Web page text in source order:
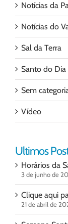
Notícias da
Notícias do
Sal da Terra
Santo do Dia
Sem
Vídeo
Ultimos
Horários da
3 de junho de
Clique aqui
21 de abril de